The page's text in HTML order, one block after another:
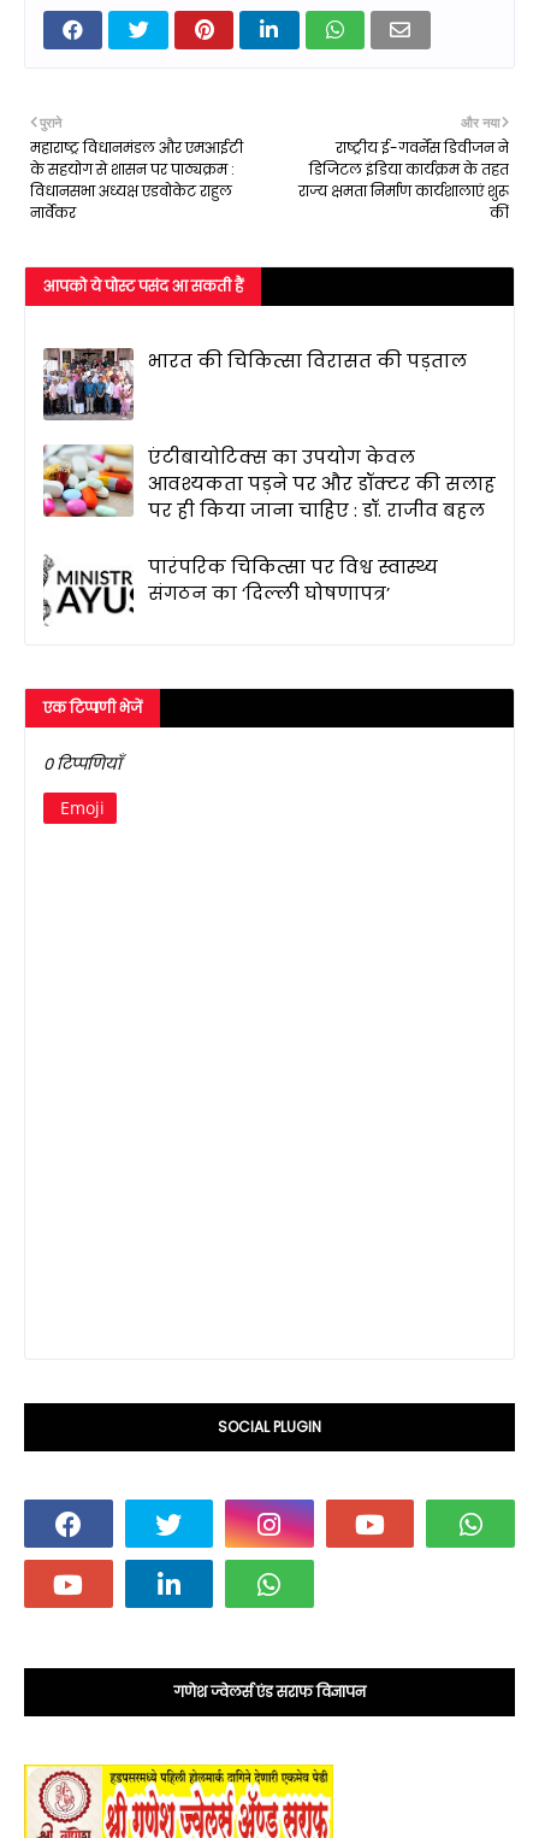
और नया
राष्ट्रीय ई-गवर्नेंस डिवीजन ने
डिजिटल इंडिया कार्यक्रम के तहत
राज्य क्षमता निर्माण कार्यशालाएं शुरू
कीं
पुराने
महाराष्ट्र विधानमंडल और एमआईटी
के सहयोग से शासन पर पाठ्यक्रम :
विधानसभा अध्यक्ष एडवोकेट राहुल
नार्वेकर
आपको ये पोस्ट पसंद आ सकती हैं
भारत की चिकित्सा विरासत की पड़ताल
एंटीबायोटिक्स का उपयोग केवल
आवश्यकता पड़ने पर और डॉक्टर की सलाह
पर ही किया जाना चाहिए : डॉ. राजीव बहल
पारंपरिक चिकित्सा पर विश्व स्वास्थ्य
संगठन का ‘दिल्ली घोषणापत्र’
एक टिप्पणी भेजें
0 टिप्पणियाँ
Emoji
SOCIAL PLUGIN
गणेश ज्वेलर्स एंड सराफ विज्ञापन